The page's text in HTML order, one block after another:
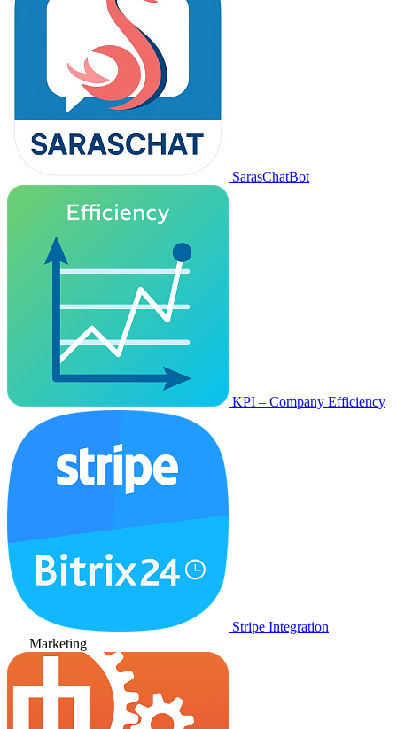
SarasChatBot
KPI – Company Efficiency
Stripe Integration
Marketing